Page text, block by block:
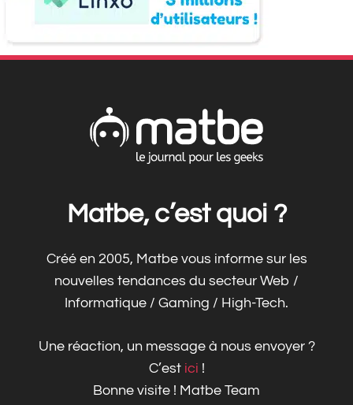
Matbe, c’est quoi ?
Créé en 2005, Matbe vous informe sur les
nouvelles tendances du secteur Web /
Informatique / Gaming / High-Tech.
Une réaction, un message à nous envoyer ?
C’est ici !
Bonne visite ! Matbe Team